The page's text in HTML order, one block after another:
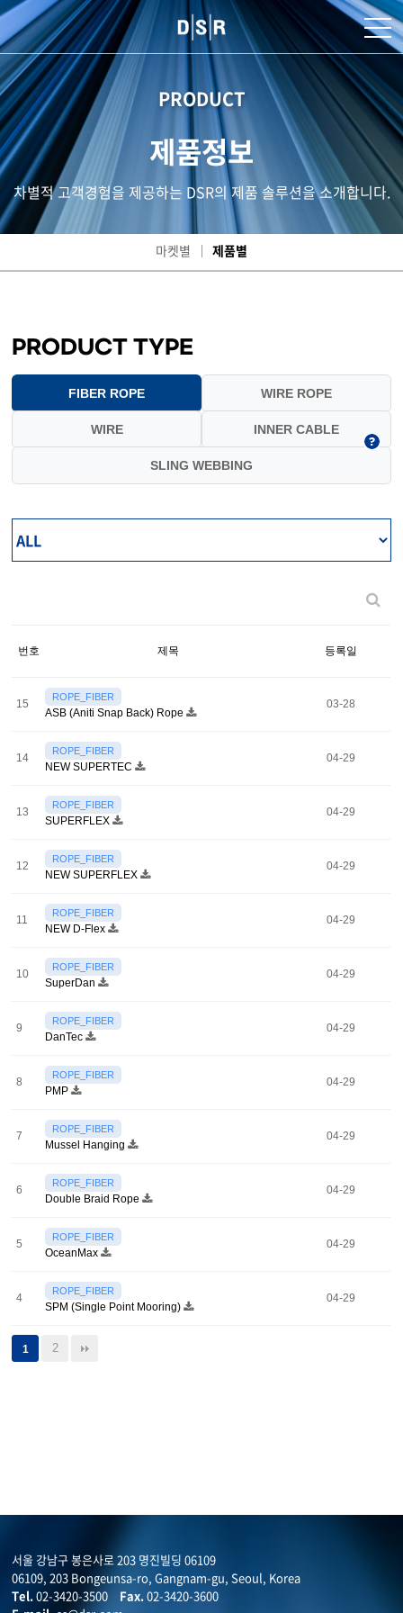
PRODUCT
제품정보
차별적 고객경험을 제공하는 DSR의 제품 솔루션을 소개합니다.
마켓별 제품별
PRODUCT TYPE
FIBER ROPE WIRE ROPE
WIRE INNER CABLE
SLING WEBBING
번호 제목 등록일
15
ROPE_FIBER
ASB (Aniti Snap Back) Rope
03-28
14
ROPE_FIBER
NEW SUPERTEC
04-29
13
ROPE_FIBER
SUPERFLEX
04-29
12
ROPE_FIBER
NEW SUPERFLEX
04-29
11
ROPE_FIBER
NEW D-Flex
04-29
10
ROPE_FIBER
SuperDan
04-29
9
ROPE_FIBER
DanTec
04-29
8
ROPE_FIBER
PMP
04-29
7
ROPE_FIBER
Mussel Hanging
04-29
6
ROPE_FIBER
Double Braid Rope
04-29
5
ROPE_FIBER
OceanMax
04-29
4
ROPE_FIBER
SPM (Single Point Mooring)
04-29
1 2
서울 강남구 봉은사로 203 명진빌딩 06109
06109, 203 Bongeunsa-ro, Gangnam-gu, Seoul, Korea
Tel.02-3420-3500 Fax.02-3420-3600